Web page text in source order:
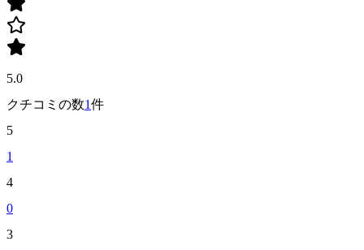
5.0
クチコミの数1件
5
1
4
0
3